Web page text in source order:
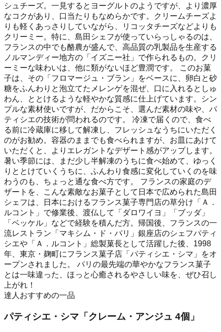
シュチーズ。一見するとヨーグルトのようですが、より濃厚
なコクがあり、口当たりもなめらかです。クリームチーズよ
りも軽くあっさりしていながら、リコッタチーズなどよりも
クリーミー。特に、島田シェフが使っていらっしゃるのは、
フランスの中でも酪農が盛んで、高品質の乳製品を生産する
ノルマンディー地方の「イズニー社」で作られるもの。クリ
ーミーな味わいは、他に類がないほど豊潤です。 このお菓
子は、その「フロマージュ・ブラン」をベースに、卵白と砂
糖をふんわりと泡立てたメレンゲを混ぜ、口に入れるとしゅ
わん、ととけるような軽やかな質感に仕上げています。シン
プルな素材使いですが、だからこそ、選んだ素材の味や、パ
ティシエの技術が問われるのです。 冷凍で届くので、食べ
る前に冷蔵庫に移して解凍し、フレッシュなうちにいただく
のがお勧め。容器のままでも食べられますが、お皿にあけて
いただくと、よりエレガントなデザート感がアップします。
暑い季節には、まだ少し半解凍のうちに食べ始めて、ゆっく
りととけていくうちに、ふんわり食感に変化していくのを味
わうのも、ちょっと通な食べ方です。 フランスの家庭のデ
ザートを、こんな素敵なお菓子として日本で広められた島田
シェフは、日本におけるフランス菓子専門店の草分け「Ａ．
ルコント」で修業後、渡仏して「ダロワイヨ」「ブッダ」
「ベッケル」などで経験を積んだ方。帰国後、フランスの一
流レストラン「マキシム・ド・パリ」銀座店のシェフパティ
シエや「Ａ．ルコント」総製菓長として活躍した後、1998
年、東京・麹町にフランス菓子店「パティシエ・シマ」をオ
ープンされました。 パリの最先端の華やかなフランス菓子
とは一味違った、ほっと心癒されるやさしい味を、ぜひ召し
上がれ！
達人おすすめの一品
パティシエ・シマ「クレーム・アンジュ 4個」